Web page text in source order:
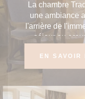
La chambre
une ambiance
l'arrière de
séjour au
EN SAVOIR